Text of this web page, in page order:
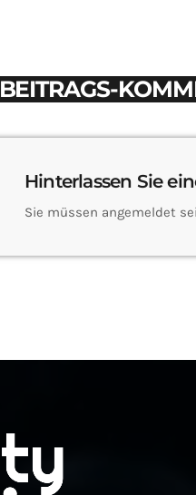
BEITRAGS-
Hinterlassen Sie
Sie müssen angemeldet